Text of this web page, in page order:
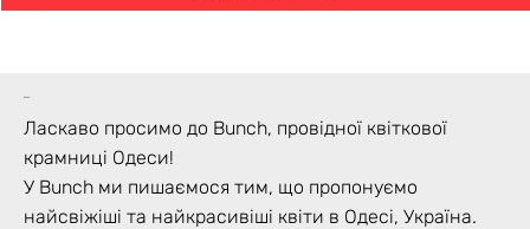
bunch
Ласкаво просимо до Bunch, провідної квіткової
крамниці Одеси!
У Bunch ми пишаємося тим, що пропонуємо
найсвіжіші та найкрасивіші квіти в Одесі, Україна.